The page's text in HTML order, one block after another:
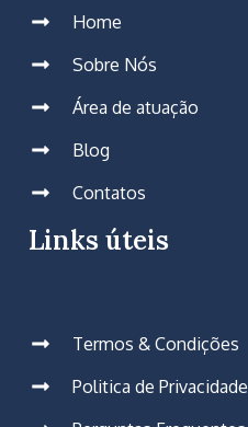
Home
Sobre Nós
Área de atuação
Blog
Contatos
Links úteis
Termos & Condições
Politica de Privacidade